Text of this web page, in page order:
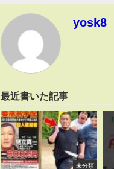
yosk8
最近書いた記事
未分類